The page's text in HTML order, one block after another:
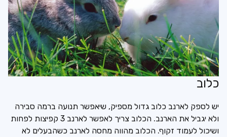
כלוב
יש לספק לארנב כלוב גדול מספיק, שיאפשר תנועה ברמה סבירה
ולא יגביל את הארנב. הכלוב צריך לאפשר לארנב 3 קפיצות לפחות
ושיכול לעמוד זקוף. הכלוב מהווה מחסה לארנב כשהבעלים לא